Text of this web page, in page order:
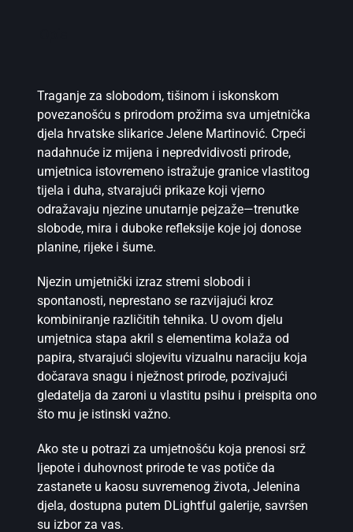
Traganje za slobodom, tišinom i iskonskom
povezanošću s prirodom prožima sva umjetnička
djela hrvatske slikariceJelene Martinović. Crpeći
nadahnuće iz mijena i nepredvidivosti prirode,
umjetnica istovremeno istražuje granice vlastitog
tijela i duha, stvarajući prikaze koji vjerno
odražavaju njezine unutarnje pejzaže—trenutke
slobode, mira i duboke refleksije koje joj donose
planine, rijeke i šume.
Njezin umjetnički izraz stremi slobodi i
spontanosti, neprestano se razvijajući kroz
kombiniranje različitih tehnika. U ovom djelu
umjetnica stapa akril s elementima kolaža od
papira, stvarajući slojevitu vizualnu naraciju koja
dočarava snagu i nježnost prirode, pozivajući
gledatelja da zaroni u vlastitu psihu i preispita ono
što mu je istinski važno.
Ako ste u potrazi za umjetnošću koja prenosi srž
ljepote i duhovnost prirode te vas potiče da
zastanete u kaosu suvremenog života, Jelenina
djela, dostupna putem DLightful galerije, savršen
su izbor za vas.